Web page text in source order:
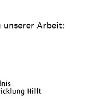
unserer Arbeit: